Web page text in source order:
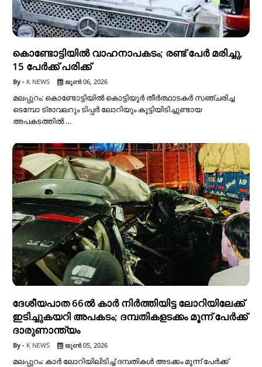
കൊണ്ടോട്ടിയിൽ വാഹനാപകടം; രണ്ട് പേർ മരിച്ചു,
15 പേർക്ക് പരിക്ക്
K NEWS ജൂൺ 06, 2026
മലപ്പുറം: കൊണ്ടോട്ടിയിൽ കൊട്ടിയൂർ തീർത്ഥാടകർ സഞ്ചരിച്ച
ടെമ്പോ ട്രാവലറും ടിപ്പർ ലോറിയും കൂട്ടിയിടിച്ചുണ്ടായ
അപകടത്തിൽ …
ദേശീയപാത 66ല്‍ കാര്‍ നിര്‍ത്തിയിട്ട ലോറിയിലേക്ക്
ഇടിച്ചുകയറി അപകടം; ദമ്പതികളടക്കം മൂന്ന് പേര്‍ക്ക്
ദാരുണാന്ത്യം
K NEWS ജൂൺ 05, 2026
മലപ്പുറം: കാര്‍ ലോറിയിലിടിച്ച് ദമ്പതികള്‍ അടക്കം മൂന്ന് പേര്‍ക്ക്